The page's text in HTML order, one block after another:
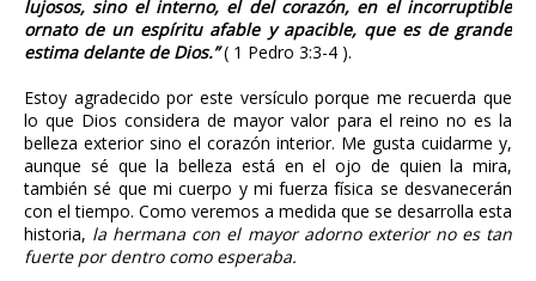
lujosos, sino el interno, el del corazón, en el incorruptible
ornato de un espíritu afable y apacible, que es de grande
estima delante de Dios.”( 1 Pedro 3:3-4 ).
Estoy agradecido por este versículo porque me recuerda que
lo que Dios considera de mayor valor para el reino no es la
belleza exterior sino el corazón interior. Me gusta cuidarme y,
aunque sé que la belleza está en el ojo de quien la mira,
también sé que mi cuerpo y mi fuerza física se desvanecerán
con el tiempo. Como veremos a medida que se desarrolla esta
historia, la hermana con el mayor adorno exterior no es tan
fuerte por dentro como esperaba.